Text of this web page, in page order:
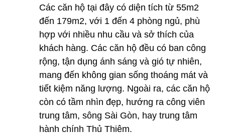
Các căn hộ tại đây có diện tích từ 55m2
đến 179m2, với 1 đến 4 phòng ngủ, phù
hợp với nhiều nhu cầu và sở thích của
khách hàng. Các căn hộ đều có ban công
rộng, tận dụng ánh sáng và gió tự nhiên,
mang đến không gian sống thoáng mát và
tiết kiệm năng lượng. Ngoài ra, các căn hộ
còn có tầm nhìn đẹp, hướng ra công viên
trung tâm, sông Sài Gòn, hay trung tâm
hành chính Thủ Thiêm.